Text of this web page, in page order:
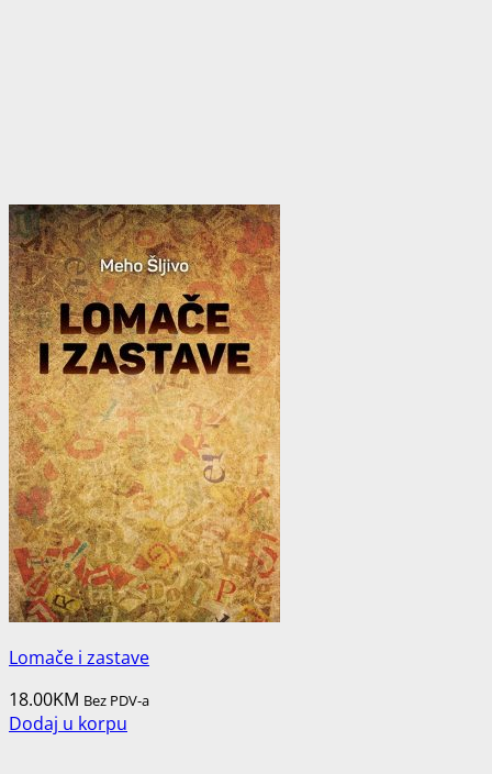
Lomače i zastave
18.00KM Bez PDV-a
Dodaj u korpu